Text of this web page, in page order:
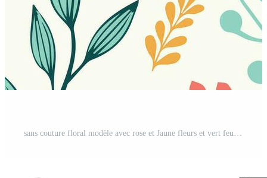
sans couture floral modèle avec rose et Jaune fleurs et vert feuilles Vecteur Gratuit